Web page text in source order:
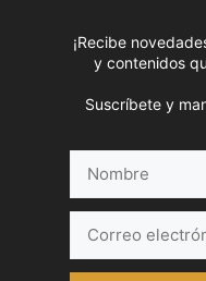
¡Recibe
y contenidos
Suscríbete y
electrónico